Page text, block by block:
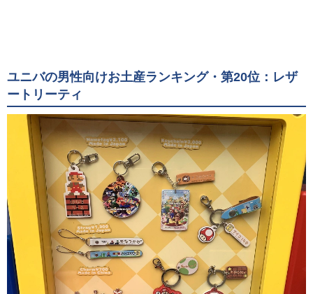
ユニバの男性向けお土産ランキング・第20位：レザ
ートリーティ